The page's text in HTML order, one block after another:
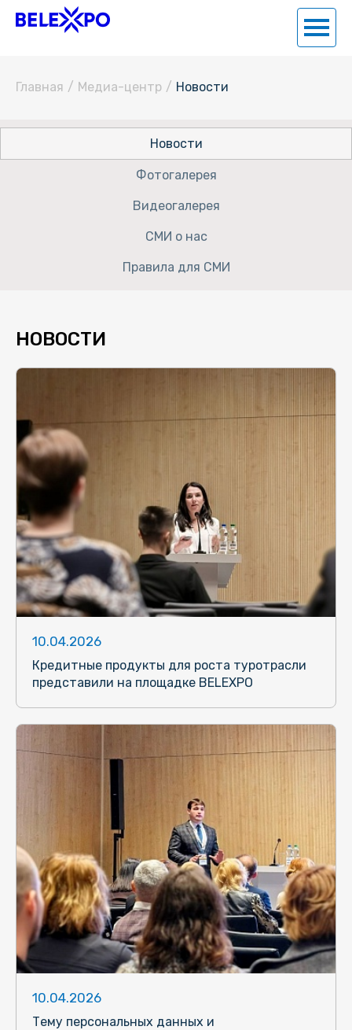
Главная / Медиа-центр / Новости
Новости
Фотогалерея
Видеогалерея
СМИ о нас
Правила для СМИ
НОВОСТИ
10.04.2026
Кредитные продукты для роста туротрасли
представили на площадке BELEXPO
10.04.2026
Тему персональных данных и